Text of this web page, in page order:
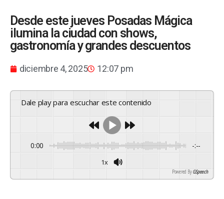
Desde este jueves Posadas Mágica
ilumina la ciudad con shows,
gastronomía y grandes descuentos
diciembre 4, 2025 12:07 pm
Dale play para escuchar este contenido
0:00 -:--
1x
Powered By GSpeech